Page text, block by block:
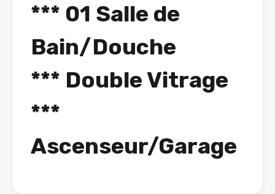
*** 01 Salle de
Bain/Douche
*** Double Vitrage
***
Ascenseur/Garage